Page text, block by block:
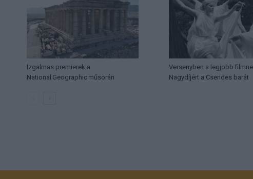
Izgalmas premierek a
National Geographic műsorán
Versenyben a legjobb
Nagydíjért a Csendes barát